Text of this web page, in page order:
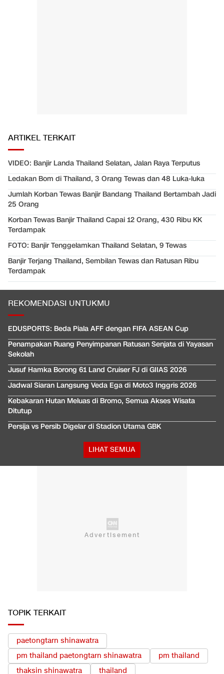
ARTIKEL TERKAIT
VIDEO: Banjir Landa Thailand Selatan, Jalan Raya Terputus
Ledakan Bom di Thailand, 3 Orang Tewas dan 48 Luka-luka
Jumlah Korban Tewas Banjir Bandang Thailand Bertambah Jadi
25 Orang
Korban Tewas Banjir Thailand Capai 12 Orang, 430 Ribu KK
Terdampak
FOTO: Banjir Tenggelamkan Thailand Selatan, 9 Tewas
Banjir Terjang Thailand, Sembilan Tewas dan Ratusan Ribu
Terdampak
REKOMENDASI UNTUKMU
EDUSPORTS: Beda Piala AFF dengan FIFA ASEAN Cup
Penampakan Ruang Penyimpanan Ratusan Senjata di Yayasan
Sekolah
Jusuf Hamka Borong 61 Land Cruiser FJ di GIIAS 2026
Jadwal Siaran Langsung Veda Ega di Moto3 Inggris 2026
Kebakaran Hutan Meluas di Bromo, Semua Akses Wisata
Ditutup
Persija vs Persib Digelar di Stadion Utama GBK
LIHAT SEMUA
TOPIK TERKAIT
paetongtarn shinawatra
pm thailand paetongtarn shinawatra
pm thailand
thaksin shinawatra
thailand